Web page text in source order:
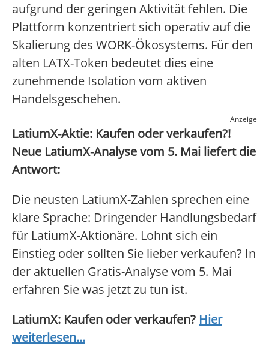
aufgrund der geringen Aktivität fehlen. Die
Plattform konzentriert sich operativ auf die
Skalierung des WORK-Ökosystems. Für den
alten LATX-Token bedeutet dies eine
zunehmende Isolation vom aktiven
Handelsgeschehen.
Anzeige
LatiumX-Aktie: Kaufen oder verkaufen?!
Neue LatiumX-Analyse vom 5. Mai liefert die
Antwort:
Die neusten LatiumX-Zahlen sprechen eine
klare Sprache: Dringender Handlungsbedarf
für LatiumX-Aktionäre. Lohnt sich ein
Einstieg oder sollten Sie lieber verkaufen? In
der aktuellen Gratis-Analyse vom 5. Mai
erfahren Sie was jetzt zu tun ist.
LatiumX: Kaufen oder verkaufen? Hier
weiterlesen...